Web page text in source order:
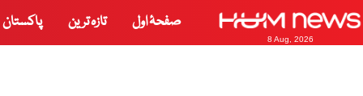
8 Aug, 2026
صفحۂ اول تازہ ترین پاکستان